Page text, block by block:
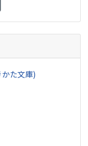
た文庫)